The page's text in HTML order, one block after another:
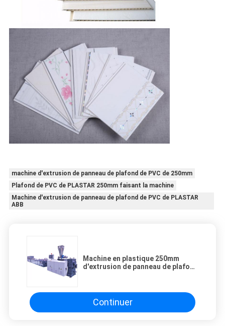
machine d'extrusion de panneau de plafond de PVC de 250mm
Plafond de PVC de PLASTAR 250mm faisant la machine
Machine d'extrusion de panneau de plafond de PVC de PLASTAR
ABB
Machine en plastique 250mm
d'extrusion de panneau de plafond
Continuer